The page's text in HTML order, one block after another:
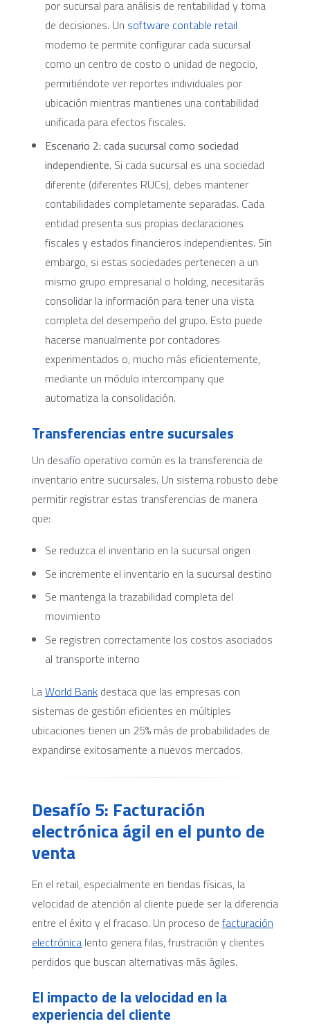
por sucursal para análisis de rentabilidad y toma
de decisiones. Un software contable retail
moderno te permite configurar cada sucursal
como un centro de costo o unidad de negocio,
permitiéndote ver reportes individuales por
ubicación mientras mantienes una contabilidad
unificada para efectos fiscales.
Escenario 2: cada sucursal como sociedad
independiente. Si cada sucursal es una sociedad
diferente (diferentes RUCs), debes mantener
contabilidades completamente separadas. Cada
entidad presenta sus propias declaraciones
fiscales y estados financieros independientes. Sin
embargo, si estas sociedades pertenecen a un
mismo grupo empresarial o holding, necesitarás
consolidar la información para tener una vista
completa del desempeño del grupo. Esto puede
hacerse manualmente por contadores
experimentados o, mucho más eficientemente,
mediante un módulo intercompany que
automatiza la consolidación.
Transferencias entre sucursales
Un desafío operativo común es la transferencia de
inventario entre sucursales. Un sistema robusto debe
permitir registrar estas transferencias de manera
que:
Se reduzca el inventario en la sucursal origen
Se incremente el inventario en la sucursal destino
Se mantenga la trazabilidad completa del
movimiento
Se registren correctamente los costos asociados
al transporte interno
LaWorld Bank destaca que las empresas con
sistemas de gestión eficientes en múltiples
ubicaciones tienen un 25% más de probabilidades de
expandirse exitosamente a nuevos mercados.
Desafío 5: Facturación
electrónica ágil en el punto de
venta
En el retail, especialmente en tiendas físicas, la
velocidad de atención al cliente puede ser la diferencia
entre el éxito y el fracaso. Un proceso de facturación
electrónica lento genera filas, frustración y clientes
perdidos que buscan alternativas más ágiles.
El impacto de la velocidad en la
experiencia del cliente